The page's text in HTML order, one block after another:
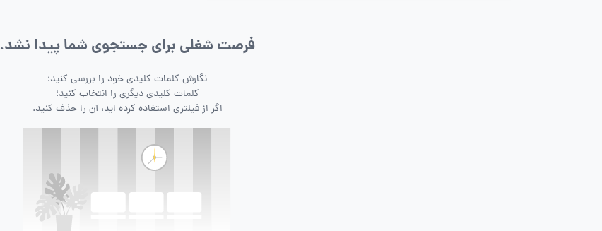
فرصت شغلی برای جستجوی شما پیدا نشد.
نگارش کلمات کلیدی خود را بررسی کنید؛
کلمات کلیدی دیگری را انتخاب کنید؛
اگر از فیلتری استفاده کرده اید، آن را حذف کنید.